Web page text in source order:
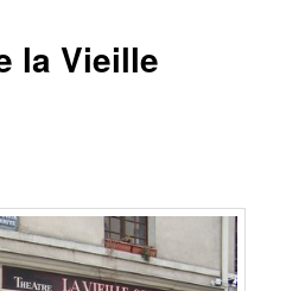
la Vieille